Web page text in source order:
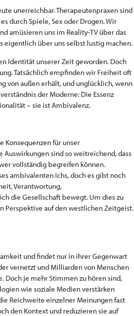
unerreichbar. Therapeutenpraxen sind
durch Spiele, Sex oder Drogen. Wir
amüsieren uns im Reality-TV über das
eigentlich über uns selbst lustig machen.
Identität unserer Zeit geworden. Doch
Tatsächlich empfinden wir Freiheit oft
von außen erhält, und unglücklich, wenn
der Moderne: Die Essenz
– sie ist Ambivalenz.
Konsequenzen für unser
sind so weitreichend, dass
vollständig begreifen können.
ambivalenten Ichs, doch es gibt noch
Verantwortung,
die Gesellschaft bewegt. Um dies zu
Perspektive auf den westlichen Zeitgeist.
und findet nur in ihrer Gegenwart
vernetzt und Milliarden von Menschen
je mehr Stimmen zu hören sind,
wie soziale Medien verstärken
Reichweite einzelner Meinungen fast
den Kontext und reduzieren sie auf